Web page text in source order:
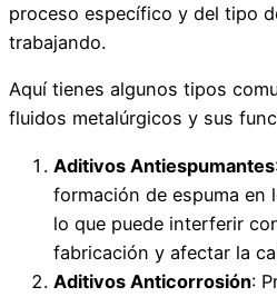
proceso específico y del tipo
trabajando.
Aquí tienes algunos tipos
fluidos metalúrgicos y sus
Aditivos Antiespumantes
formación de espuma en
lo que puede interferir
fabricación y afectar la
Aditivos Anticorrosión: